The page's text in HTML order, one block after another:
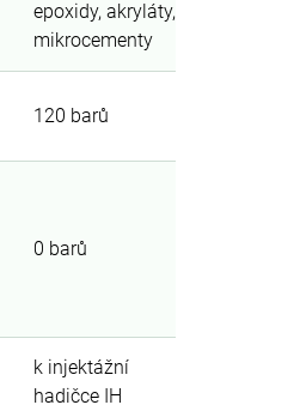
epoxidy, akryláty,
mikrocementy
120 barů
0 barů
k injektážní
hadičce IH